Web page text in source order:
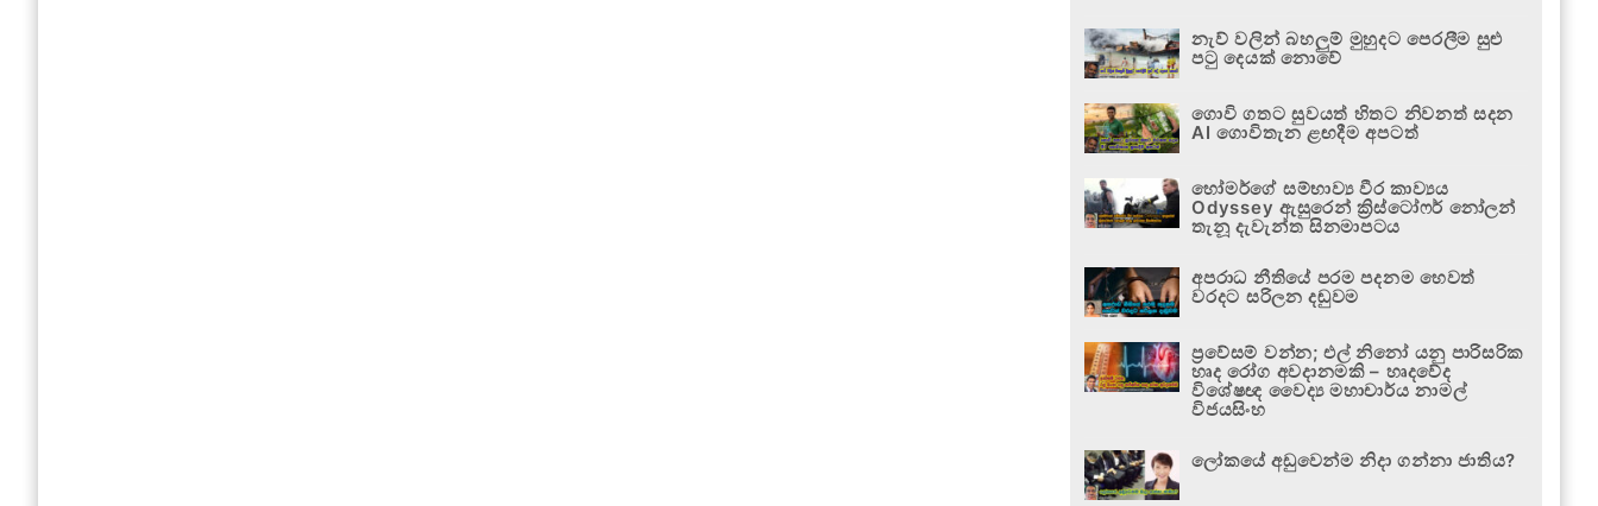
නැව් වලින් බහලුම් මුහුදට පෙරලීම සුළු
පටු දෙයක් නොවේ
ගොවි ගතට සුවයත් හිතට නිවනත් සදන
AI ගොවිතැන ළඟදීම අපටත්
හෝමර්ගේ සම්භාව්‍ය වීර කාව්‍යය
Odyssey ඇසුරෙන් ක්‍රිස්ටෝෆර් නෝලන්
තැනූ දැවැන්ත සිනමාපටය
අපරාධ නීතියේ පරම පදනම හෙවත්
වරදට සරිලන දඬුවම
ප්‍රවේසම් වන්න; එල් නිනෝ යනු පාරිසරික
හෘද රෝග අවදානමකි – හෘදවේද
විශේෂඥ වෛද්‍ය මහාචාර්ය නාමල්
විජයසිංහ
ලෝකයේ අඩුවෙන්ම නිදා ගන්නා ජාතිය?